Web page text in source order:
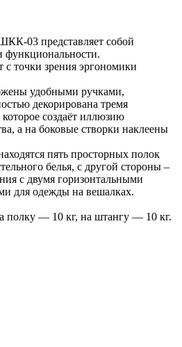
03 представляет собой
функциональности.
точки зрения эргономики
удобными ручками,
декорирована тремя
создаёт иллюзию
а на боковые створки наклеены
пять просторных полок
белья, с другой стороны –
с двумя горизонтальными
для одежды на вешалках.
полку — 10 кг, на штангу — 10 кг.